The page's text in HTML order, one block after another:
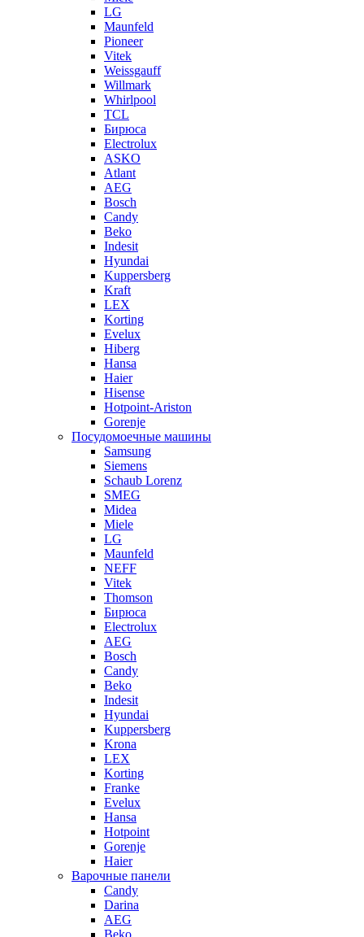
LG
Maunfeld
Pioneer
Vitek
Weissgauff
Willmark
Whirlpool
TCL
Бирюса
Electrolux
ASKO
Atlant
AEG
Bosch
Candy
Beko
Indesit
Hyundai
Kuppersberg
Kraft
LEX
Korting
Evelux
Hiberg
Hansa
Haier
Hisense
Hotpoint-Ariston
Gorenje
Посудомоечные машины
Samsung
Siemens
Schaub Lorenz
SMEG
Midea
Miele
LG
Maunfeld
NEFF
Vitek
Thomson
Бирюса
Electrolux
AEG
Bosch
Candy
Beko
Indesit
Hyundai
Kuppersberg
Krona
LEX
Korting
Franke
Evelux
Hansa
Hotpoint
Gorenje
Haier
Варочные панели
Candy
Darina
AEG